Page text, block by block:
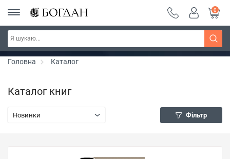
РОЗПРОДАЖ ~ 150 грн ~ 200 грн ~ 250 грн ~
300 грн ~ РОЗПРОДАЖ
Дізнатись більше
0
Головна Каталог
Каталог книг
Новинки Фільтр